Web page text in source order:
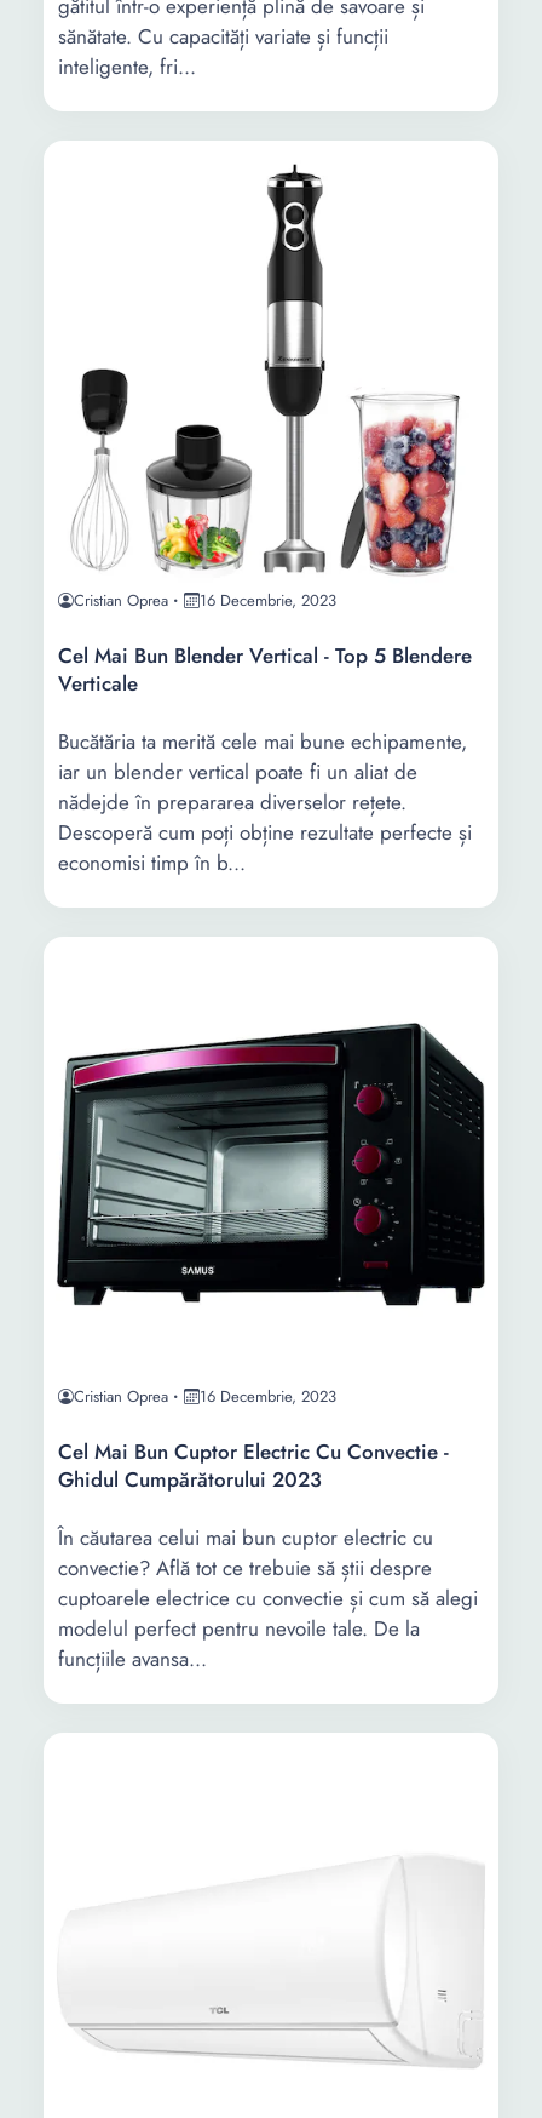
gătitul într-o experiență plină de savoare și
sănătate. Cu capacități variate și funcții
inteligente, fri...
Cristian Oprea 16 Decembrie, 2023
Cel Mai Bun Blender Vertical - Top 5 Blendere
Verticale
Bucătăria ta merită cele mai bune echipamente,
iar un blender vertical poate fi un aliat de
nădejde în prepararea diverselor rețete.
Descoperă cum poți obține rezultate perfecte și
economisi timp în b...
Cristian Oprea 16 Decembrie, 2023
Cel Mai Bun Cuptor Electric Cu Convectie -
Ghidul Cumpărătorului 2023
În căutarea celui mai bun cuptor electric cu
convectie? Află tot ce trebuie să știi despre
cuptoarele electrice cu convectie și cum să alegi
modelul perfect pentru nevoile tale. De la
funcțiile avansa...